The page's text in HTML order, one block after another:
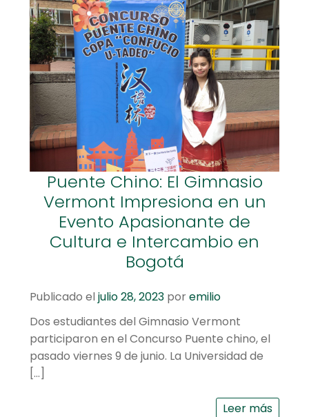
Puente Chino: El Gimnasio
Vermont Impresiona en un
Evento Apasionante de
Cultura e Intercambio en
Bogotá
Publicado el julio 28, 2023 poremilio
Dos estudiantes del Gimnasio Vermont
participaron en el Concurso Puente chino, el
pasado viernes 9 de junio. La Universidad de
[…]
Leer más